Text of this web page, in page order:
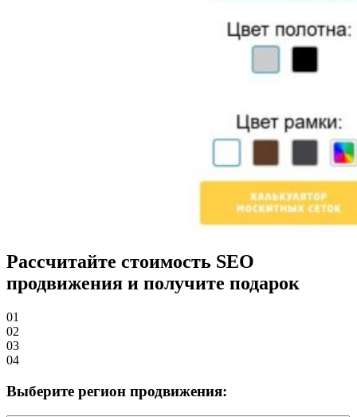
Рассчитайте стоимость SEO
продвижения и получите подарок
01
02
03
04
Выберите регион продвижения: